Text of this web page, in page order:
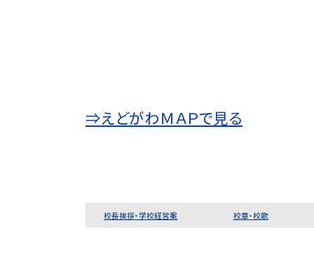
⇒えどがわＭＡＰで見る
校長挨拶・学校経営案 校章・校歌